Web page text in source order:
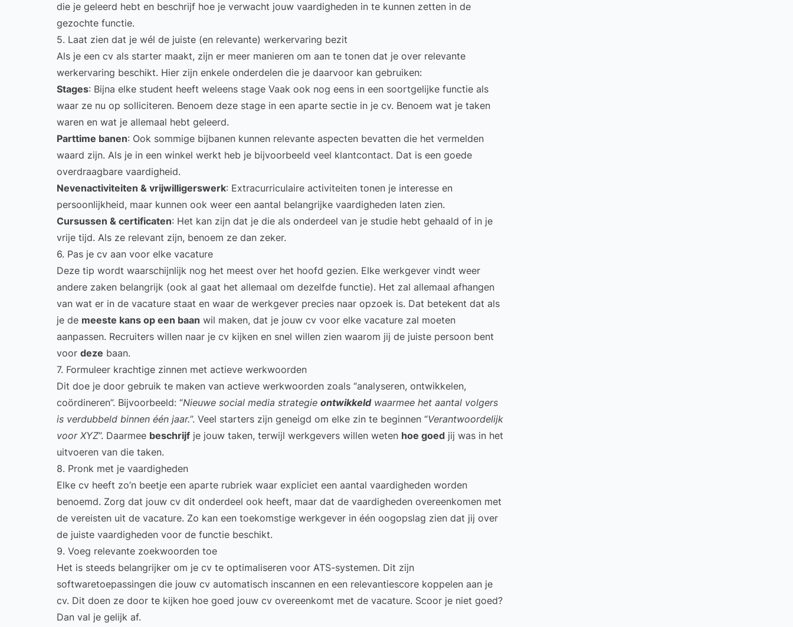
die je geleerd hebt en beschrijf hoe je verwacht jouw vaardigheden in te kunnen zetten in de
gezochte functie.
5. Laat zien dat je wél de juiste (en relevante) werkervaring bezit
Als je een cv als starter maakt, zijn er meer manieren om aan te tonen dat je over relevante
werkervaring beschikt. Hier zijn enkele onderdelen die je daarvoor kan gebruiken:
Stages: Bijna elke student heeft weleens stage Vaak ook nog eens in een soortgelijke functie als
waar ze nu op solliciteren. Benoem deze stage in een aparte sectie in je cv. Benoem wat je taken
waren en wat je allemaal hebt geleerd.
Parttime banen: Ook sommige bijbanen kunnen relevante aspecten bevatten die het vermelden
waard zijn. Als je in een winkel werkt heb je bijvoorbeeld veel klantcontact. Dat is een goede
overdraagbare vaardigheid.
Nevenactiviteiten & vrijwilligerswerk: Extracurriculaire activiteiten tonen je interesse en
persoonlijkheid, maar kunnen ook weer een aantal belangrijke vaardigheden laten zien.
Cursussen & certificaten: Het kan zijn dat je die als onderdeel van je studie hebt gehaald of in je
vrije tijd. Als ze relevant zijn, benoem ze dan zeker.
6. Pas je cv aan voor elke vacature
Deze tip wordt waarschijnlijk nog het meest over het hoofd gezien. Elke werkgever vindt weer
andere zaken belangrijk (ook al gaat het allemaal om dezelfde functie). Het zal allemaal afhangen
van wat er in de vacature staat en waar de werkgever precies naar opzoek is. Dat betekent dat als
je de meeste kans op een baan wil maken, dat je jouw cv voor elke vacature zal moeten
aanpassen. Recruiters willen naar je cv kijken en snel willen zien waarom jij de juiste persoon bent
voor deze baan.
7. Formuleer krachtige zinnen met actieve werkwoorden
Dit doe je door gebruik te maken van actieve werkwoorden zoals “analyseren, ontwikkelen,
coördineren”. Bijvoorbeeld: “Nieuwe social media strategie ontwikkeldwaarmee het aantal volgers
is verdubbeld binnen één jaar.”. Veel starters zijn geneigd om elke zin te beginnen “Verantwoordelijk
voor XYZ”. Daarmee beschrijf je jouw taken, terwijl werkgevers willen weten hoe goed jij was in het
uitvoeren van die taken.
8. Pronk met je vaardigheden
Elke cv heeft zo’n beetje een aparte rubriek waar expliciet een aantal vaardigheden worden
benoemd. Zorg dat jouw cv dit onderdeel ook heeft, maar dat de vaardigheden overeenkomen met
de vereisten uit de vacature. Zo kan een toekomstige werkgever in één oogopslag zien dat jij over
de juiste vaardigheden voor de functie beschikt.
9. Voeg relevante zoekwoorden toe
Het is steeds belangrijker om je cv te optimaliseren voor ATS-systemen. Dit zijn
softwaretoepassingen die jouw cv automatisch inscannen en een relevantiescore koppelen aan je
cv. Dit doen ze door te kijken hoe goed jouw cv overeenkomt met de vacature. Scoor je niet goed?
Dan val je gelijk af.